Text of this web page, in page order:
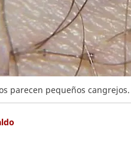
parecen pequeños cangrejos.